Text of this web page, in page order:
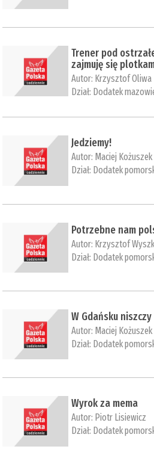
Trener pod
zajmuję się
Autor: Krzysztof Oliwa
Dział: Dodatek
Jedziemy!
Autor: Maciej Kożuszek
Dział: Dodatek
Potrzebne nam
Autor: Krzysztof
Dział: Dodatek
W Gdańsku
Autor: Maciej Kożuszek
Dział: Dodatek
Wyrok za mema
Autor: Piotr Lisiewicz
Dział: Dodatek